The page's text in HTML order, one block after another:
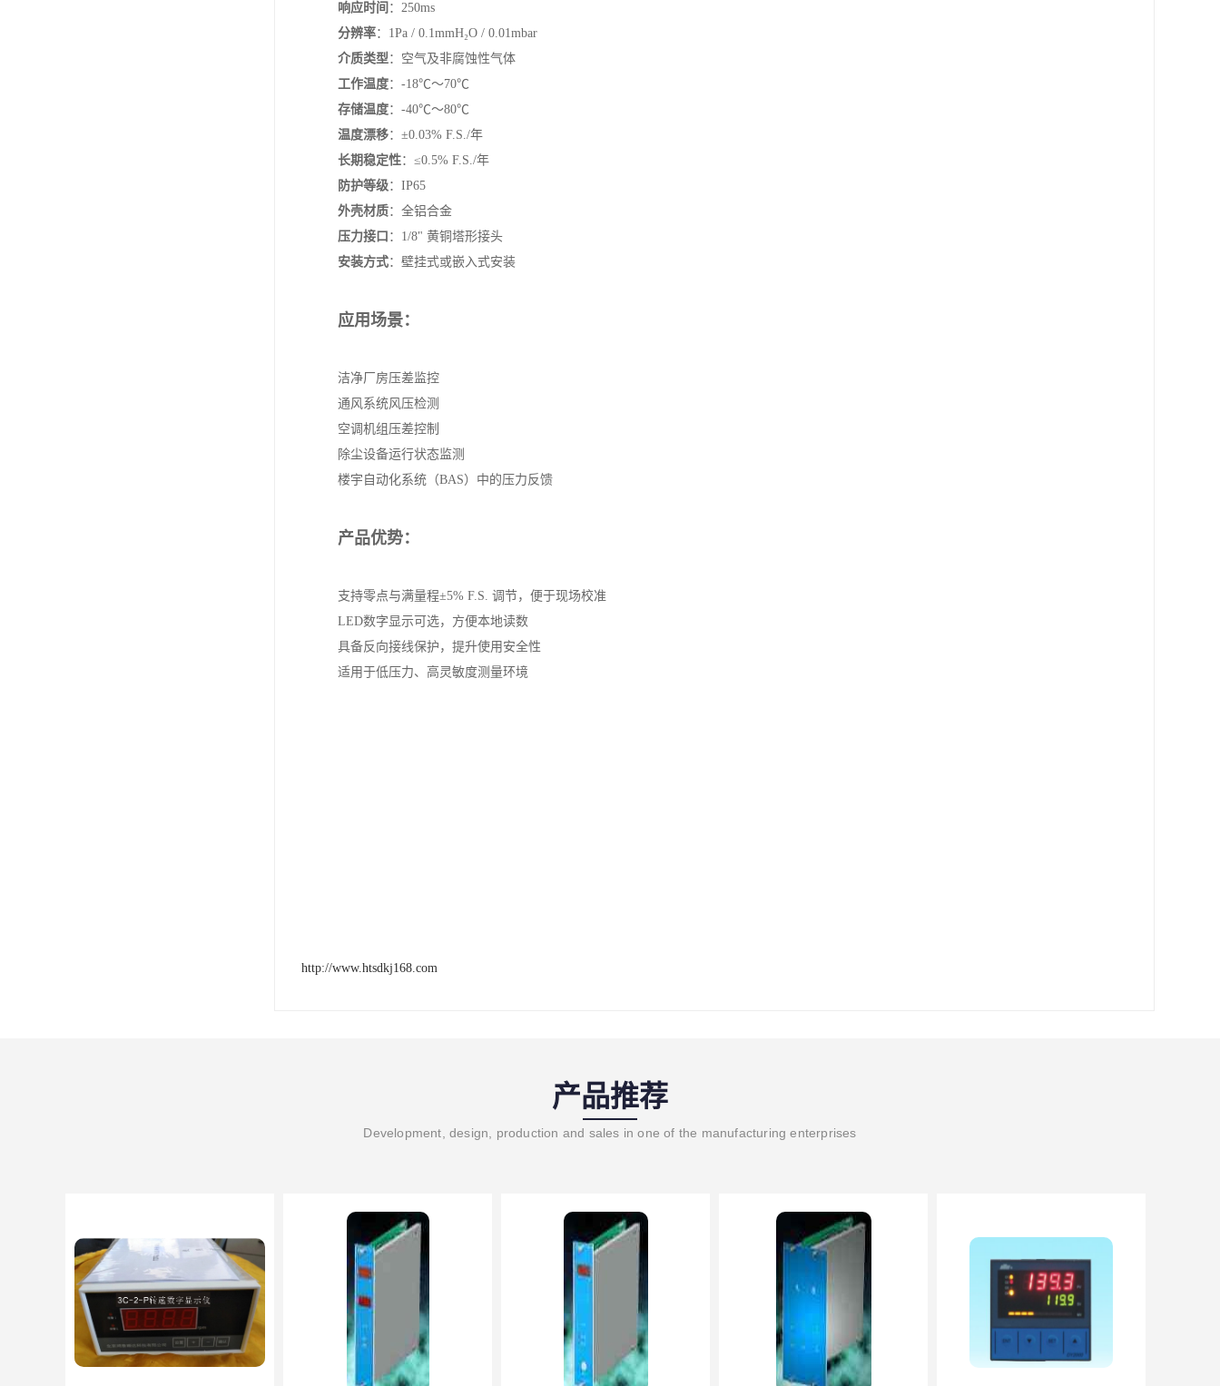
响应时间 ‌：250ms
分辨率‌：1Pa / 0.1mmH₂O / 0.01mbar
介质类型‌：空气及非腐蚀性气体
工作温度‌：-18℃～70℃
存储温度‌：-40℃～80℃
温度漂移‌：±0.03% F.S./年
长期稳定性‌：≤0.5% F.S./年
防护等级‌：IP65
外壳材质‌：全铝合金
压力接口 ‌：1/8" 黄铜塔形接头
安装方式‌：壁挂式或嵌入式安装
应用场景：
洁净厂房压差监控
通风系统风压检测
空调机组压差控制
除尘设备运行状态监测
楼宇自动化系统（BAS）中的压力反馈
产品优势：
支持零点与满量程±5% F.S. 调节，便于现场校准
LED数字显示可选，方便本地读数
具备反向接线保护，提升使用安全性
适用于低压力、高灵敏度测量环境
http://www.htsdkj168.com
产品推荐
Development, design, production and sales in one of the manufacturing enterprises